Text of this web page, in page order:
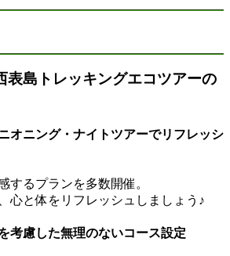
表島トレッキングエコツアーの
オニング・ナイトツアーでリフレッシ
するプランを多数開催。
心と体をリフレッシュしましょう♪
考慮した無理のないコース設定